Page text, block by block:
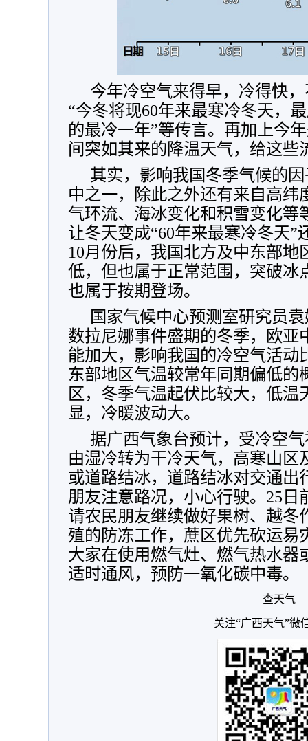
今年冷空气来得早，冷得快
“今冬将现60年来最寒冷冬天，
的最冷一年”等传言。再加上今
间突如其来的降温天气，给这些
其实，影响我国冬季气候的
中之一，除此之外还有来自高纬
气环流、海冰变化和积雪变化等
让冬天变成“60年来最寒冷冬天”
10月份后，我国北方及中东部
低，但也属于正常范围，突破冰
也属于按期登场。
国家气候中心预测室研究员
数拉尼娜事件盛期的冬季，欧亚
能加大，影响我国的冷空气活动
东部地区气温较常年同期偏低的
区，冬季气温起伏比较大，低温
显，冷暖波动大。
据广西气象台预计，受冷空
由湿冷转为干冷天气，高寒山区
或道路结冰，道路结冰对交通出
朋友注意路况，小心行驶。25
请农民朋友继续做好果树、越冬
殖的防冻工作，蔗区优先砍运易
大家在使用燃气灶、燃气热水器
适时通风，预防一氧化碳中毒。
查天气
关注“广西天气”微